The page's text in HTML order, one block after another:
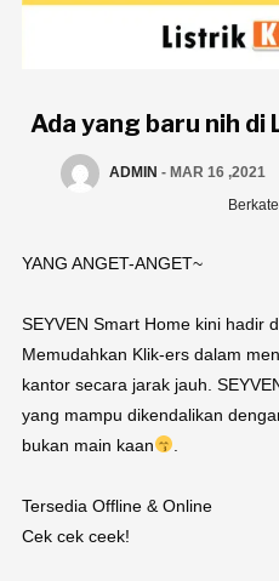
Ada yang baru nih
ADMIN - MAR 16 ,2021
YANG ANGET-ANGET~
SEYVEN Smart Home kini hadir
Memudahkan Klik-ers dalam
kantor secara jarak jauh.
yang mampu dikendalikan
bukan main kaan
Tersedia Offline & Online
Cek cek ceek!